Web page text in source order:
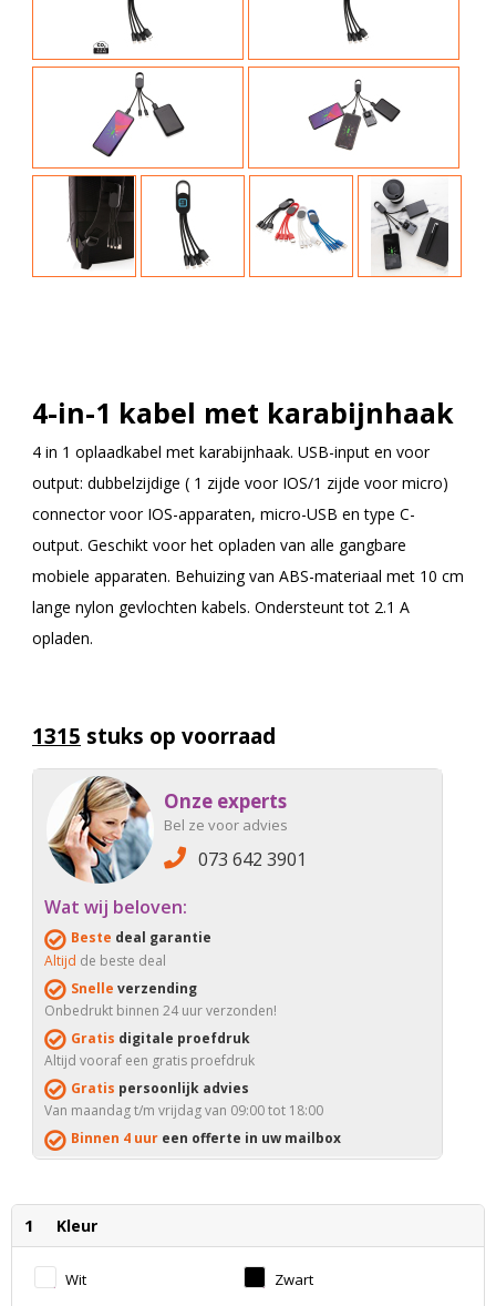
4-in-1 kabel met karabijnhaak
4 in 1 oplaadkabel met karabijnhaak. USB-input en voor
output: dubbelzijdige ( 1 zijde voor IOS/1 zijde voor micro)
connector voor IOS-apparaten, micro-USB en type C-
output. Geschikt voor het opladen van alle gangbare
mobiele apparaten. Behuizing van ABS-materiaal met 10 cm
lange nylon gevlochten kabels. Ondersteunt tot 2.1 A
opladen.
1315 stuks op voorraad
Onze experts
Bel ze voor advies
073 642 3901
Wat wij beloven:
Beste deal garantie
Altijd de beste deal
Snelle verzending
Onbedrukt binnen 24 uur verzonden!
Gratis digitale proefdruk
Altijd vooraf een gratis proefdruk
Gratis persoonlijk advies
Van maandag t/m vrijdag van 09:00 tot 18:00
Binnen 4 uur een offerte in uw mailbox
1 Kleur
Wit Zwart